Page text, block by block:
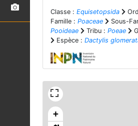
Classe : Equisetopsida
Famille : Poaceae
Sous-
Pooideae
Tribu : Poeae
Espèce : Dactylis
+